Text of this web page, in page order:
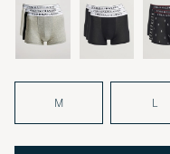
M L